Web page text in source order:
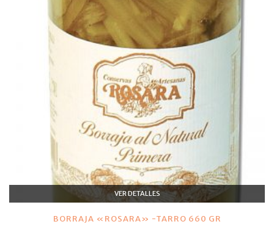
VER DETALLES
BORRAJA «ROSARA» -TARRO 660 GR